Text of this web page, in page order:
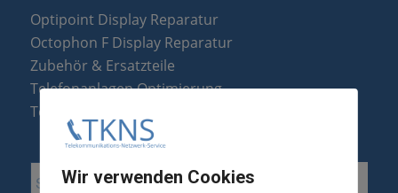
Optipoint Display Reparatur
Octophon F Display Reparatur
Zubehör & Ersatzteile
Telefonanlagen Optimierung
Telefonanlagen Erweiterung
Wir verwenden Cookies